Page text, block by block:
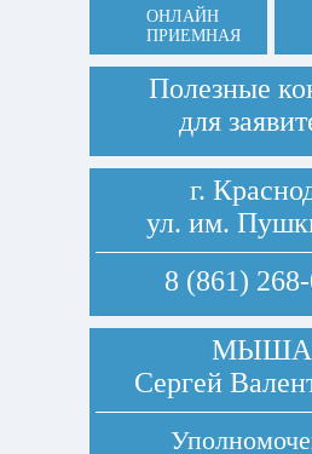
ОНЛАЙН
ПРИЕМНАЯ
Полезные
для
г.
ул. им.
8 (861)
Сергей